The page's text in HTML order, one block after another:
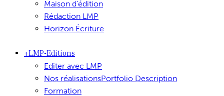
Maison d’édition
Rédaction LMP
Horizon Écriture
+LMP-Editions
Editer avec LMP
Nos réalisationsPortfolio Description
Formation